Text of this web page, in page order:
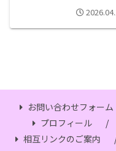
お問い合わせフォーム
プロフィール
相互リンクのご案内